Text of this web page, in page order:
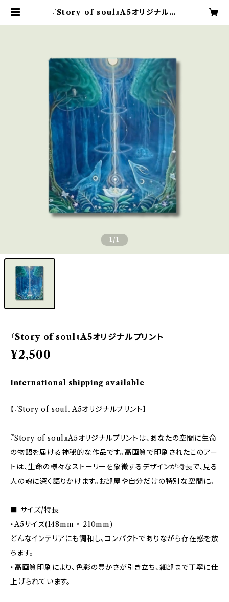
『Story of soul』A5オリジナルプ
1 /1
『Story of soul』A5オリジナルプリント
¥2,500
International shipping available
【『Story of soul』A5オリジナルプリント】
『Story of soul』A5オリジナルプリントは、あなたの空間に生命
の物語を届ける神秘的な作品です。高画質で印刷されたこのアー
トは、生命の様々なストーリーを象徴するデザインが特長で、見る
人の魂に深く語りかけます。お部屋や自分だけの特別な空間に。
■ サイズ/特長
・A5サイズ(148mm × 210mm)
どんなインテリアにも調和し、コンパクトでありながら存在感を放
ちます。
・高画質印刷により、色彩の豊かさが引き立ち、細部まで丁寧に仕
上げられています。